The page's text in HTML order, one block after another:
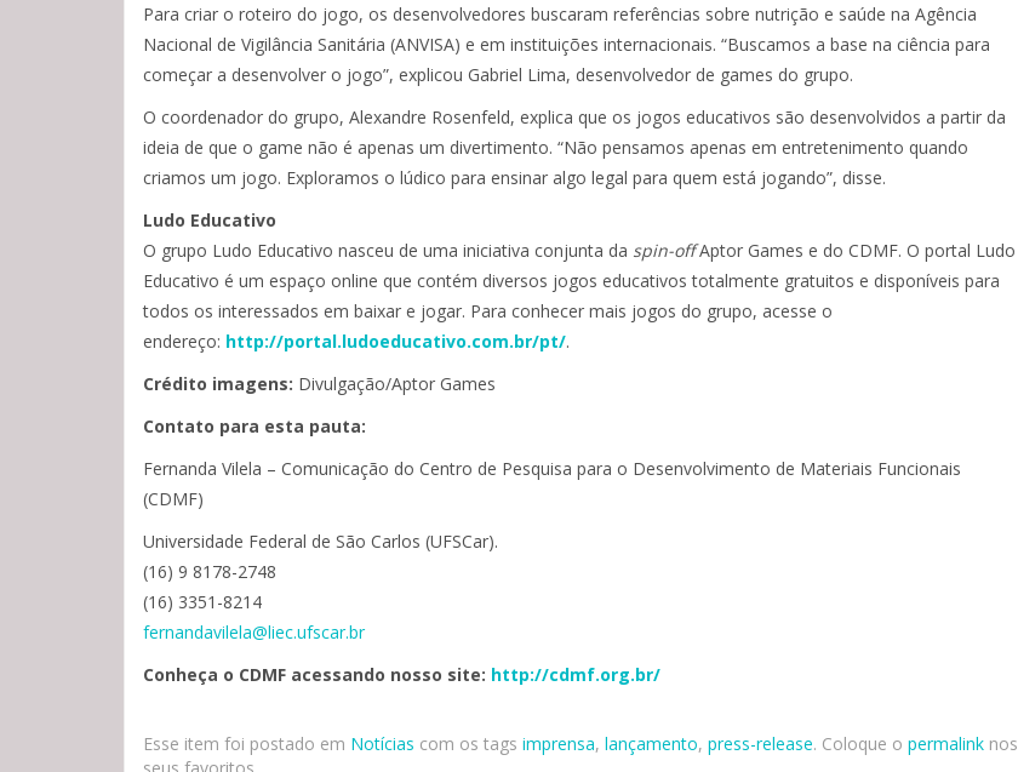
Para criar o roteiro do jogo, os desenvolvedores buscaram referências sobre nutrição e saúde na Agência
Nacional de Vigilância Sanitária (ANVISA) e em instituições internacionais. “Buscamos a base na ciência para
começar a desenvolver o jogo”, explicou Gabriel Lima, desenvolvedor de games do grupo.
O coordenador do grupo, Alexandre Rosenfeld, explica que os jogos educativos são desenvolvidos a partir da
ideia de que o game não é apenas um divertimento. “Não pensamos apenas em entretenimento quando
criamos um jogo. Exploramos o lúdico para ensinar algo legal para quem está jogando”, disse.
Ludo Educativo
O grupo Ludo Educativo nasceu de uma iniciativa conjunta da spin-offAptor Games e do CDMF. O portal Ludo
Educativo é um espaço online que contém diversos jogos educativos totalmente gratuitos e disponíveis para
todos os interessados em baixar e jogar. Para conhecer mais jogos do grupo, acesse o
endereço: http://portal.ludoeducativo.com.br/pt/.
Crédito imagens: Divulgação/Aptor Games
Contato para esta pauta:
Fernanda Vilela – Comunicação do Centro de Pesquisa para o Desenvolvimento de Materiais Funcionais
(CDMF)
Universidade Federal de São Carlos (UFSCar).
(16) 9 8178-2748
(16) 3351-8214
fernandavilela@liec.ufscar.br
Conheça o CDMF acessando nosso site: http://cdmf.org.br/
Esse item foi postado em Notícias com os tags imprensa, lançamento, press-release. Coloque o permalink nos
seus favoritos.